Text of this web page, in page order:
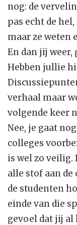
nog: de
pas echt de
maar ze weten
En dan jij weer,
Hebben jullie
verhaal maar
volgende keer
Nee, je gaat
colleges
is wel zo veilig.
alle stof aan de
de studenten
einde van die
gevoel dat jij al